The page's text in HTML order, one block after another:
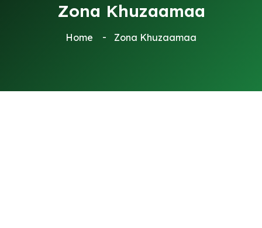
Zona Khuzaamaa
Home Zona Khuzaamaa